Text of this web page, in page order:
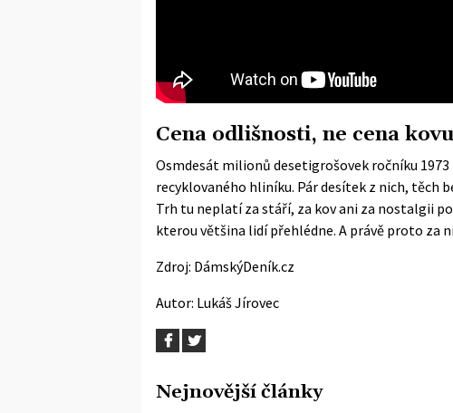
Cena odlišnosti, ne cena kovu
Osmdesát milionů desetigrošovek ročníku
recyklovaného hliníku. Pár desítek z nich, těch
Trh tu neplatí za stáří, za kov ani za nostalgii
kterou většina lidí přehlédne. A právě proto za
Zdroj: DámskýDeník.cz
Autor: Lukáš Jírovec
Nejnovější články